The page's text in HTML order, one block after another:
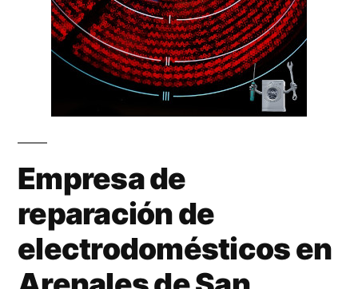
Empresa de
reparación de
electrodomésticos en